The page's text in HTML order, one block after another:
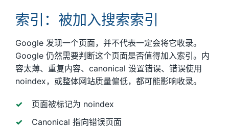
索引：被加入搜索索引
Google 发现一个页面，并不代表一定会将它收录。
Google 仍然需要判断这个页面是否值得加入索引。内
容太薄、重复内容、canonical 设置错误、错误使用
noindex，或整体网站质量偏低，都可能影响收录。
页面被标记为 noindex
Canonical 指向错误页面